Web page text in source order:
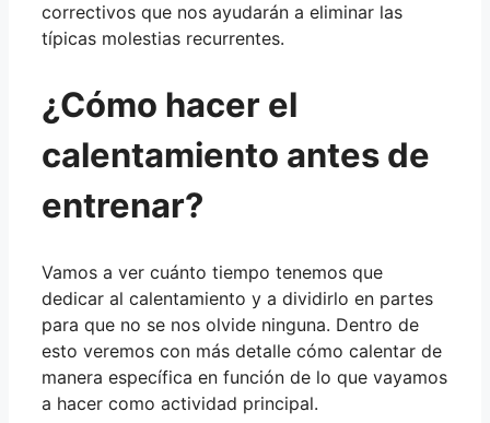
correctivos que nos ayudarán a eliminar las
típicas molestias recurrentes.
¿Cómo hacer el
calentamiento antes de
entrenar?
Vamos a ver cuánto tiempo tenemos que
dedicar al calentamiento y a dividirlo en partes
para que no se nos olvide ninguna. Dentro de
esto veremos con más detalle cómo calentar de
manera específica en función de lo que vayamos
a hacer como actividad principal.